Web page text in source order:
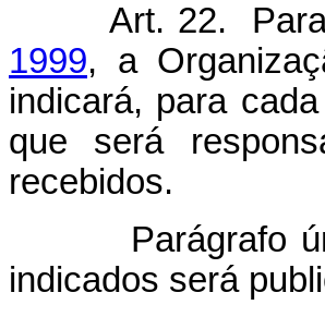
Art. 22.
1999, a
indicará, para
que será
recebidos.
Parágrafo
indicados será